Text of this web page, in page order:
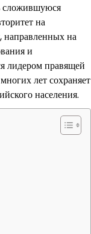
сложившуюся
на
направленных на
и
лидером правящей
лет сохраняет
населения.